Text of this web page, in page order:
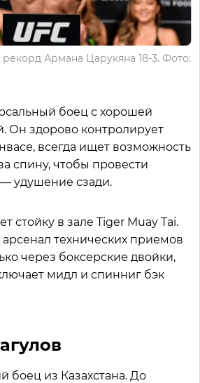
Армана Царукяна 18-3. Фото:
боец с хорошей
Он здорово контролирует
всегда ищет возможность
спину, чтобы провести
удушение сзади.
стойку в зале Tiger Muay Tai.
технических приемов
через боксерские двойки,
мидл и спинниг бэк
боец из Казахстана. До